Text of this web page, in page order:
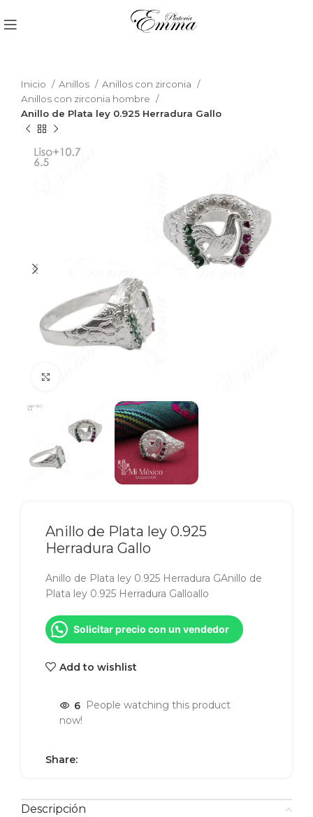
Inicio Anillos
Anillos con zirconia
Anillos con zirconia hombre
Anillo de Plata ley 0.925 Herradura Gallo
Anillo de Plata ley 0.925
Herradura Gallo
Anillo de Plata ley 0.925 Herradura GAnillo de
Plata ley 0.925 Herradura Galloallo
Solicitar precio con un vendedor
Add to wishlist
6 People watching this product
now!
Share:
Descripción